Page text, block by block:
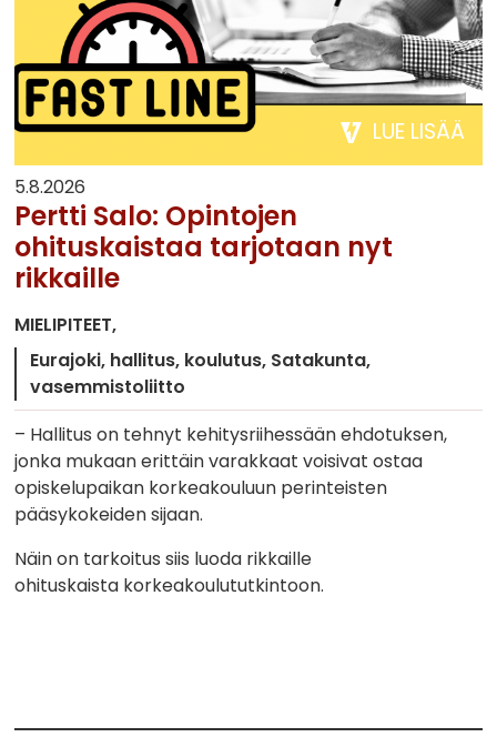
LUE LISÄÄ
5.8.2026
Pertti Salo: Opintojen
ohituskaistaa tarjotaan nyt
rikkaille
MIELIPITEET
Eurajoki hallitus koulutus Satakunta
vasemmistoliitto
– Hallitus on tehnyt kehitysriihessään ehdotuksen,
jonka mukaan erittäin varakkaat voisivat ostaa
opiskelupaikan korkeakouluun perinteisten
pääsykokeiden sijaan.
Näin on tarkoitus siis luoda rikkaille
ohituskaista korkeakoulututkintoon.